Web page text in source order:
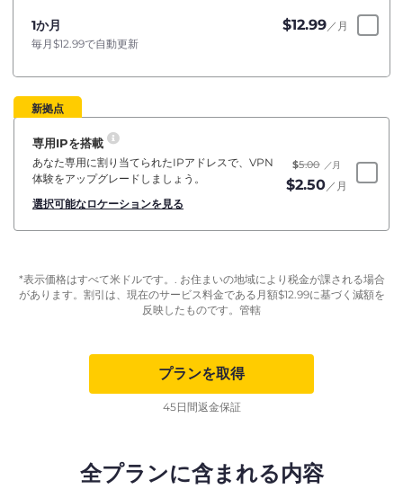
1か月 $12.99 ／月
毎月$12.99で自動更新
新拠点
専用IPを搭載
あなた専用に割り当てられたIPアドレスで、VPN
体験をアップグレードしましょう。
選択可能なロケーションを見る
$5.00 ／月
$2.50 ／月
*表示価格はすべて米ドルです。. お住まいの地域により税金が課される場合
があります。割引は、現在のサービス料金である月額$12.99に基づく減額を
反映したものです。管轄
プランを取得
45日間返金保証
全プランに含まれる内容